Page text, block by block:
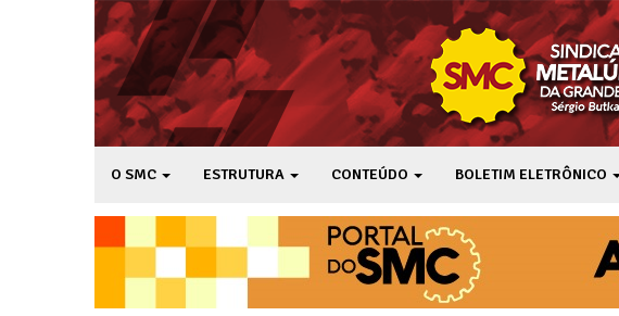
O SMC ESTRUTURA CONTEÚDO BOLETIM ELETRÔNICO